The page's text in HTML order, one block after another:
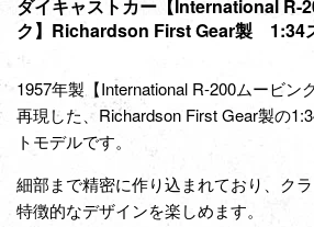
ダイキャストカー【International R-
ク】Richardson First Gear製 1:34
1957年製【International R-200ムービン
再現した、Richardson First Gear製の
トモデルです。
細部まで精密に作り込まれており、ク
特徴的なデザインを楽しめます。